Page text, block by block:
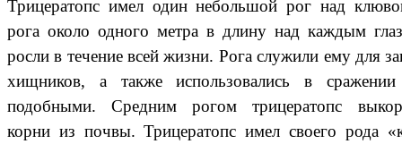
Трицератопс имел один небольшой рог над
рога около одного метра в длину над каждым
росли в течение всей жизни. Рога служили ему для
хищников, а также использовались в
подобными. Средним рогом трицератопс
корни из почвы. Трицератопс имел своего рода